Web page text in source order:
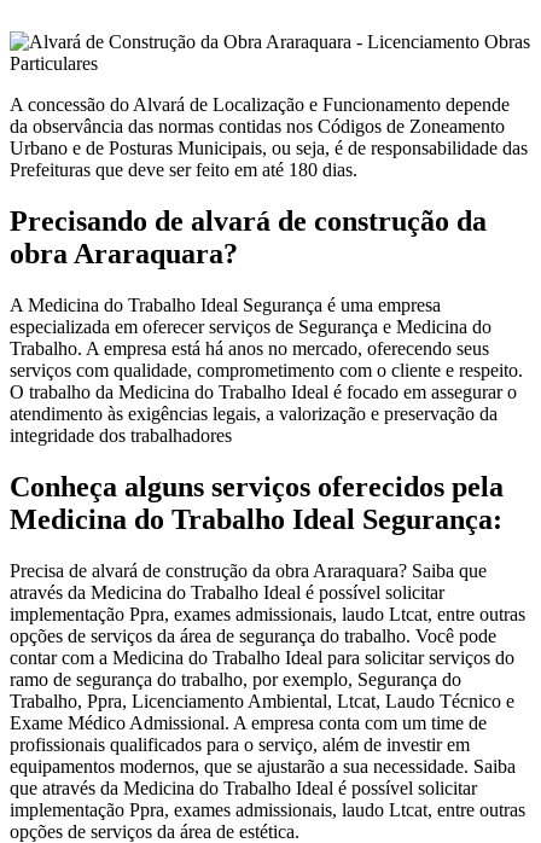
A concessão do Alvará de Localização e Funcionamento depende
da observância das normas contidas nos Códigos de Zoneamento
Urbano e de Posturas Municipais, ou seja, é de responsabilidade das
Prefeituras que deve ser feito em até 180 dias.
Precisando de alvará de construção da
obra Araraquara?
A Medicina do Trabalho Ideal Segurança é uma empresa
especializada em oferecer serviços de Segurança e Medicina do
Trabalho. A empresa está há anos no mercado, oferecendo seus
serviços com qualidade, comprometimento com o cliente e respeito.
O trabalho da Medicina do Trabalho Ideal é focado em assegurar o
atendimento às exigências legais, a valorização e preservação da
integridade dos trabalhadores
Conheça alguns serviços oferecidos pela
Medicina do Trabalho Ideal Segurança:
Precisa de alvará de construção da obra Araraquara? Saiba que
através da Medicina do Trabalho Ideal é possível solicitar
implementação Ppra, exames admissionais, laudo Ltcat, entre outras
opções de serviços da área de segurança do trabalho. Você pode
contar com a Medicina do Trabalho Ideal para solicitar serviços do
ramo de segurança do trabalho, por exemplo, Segurança do
Trabalho, Ppra, Licenciamento Ambiental, Ltcat, Laudo Técnico e
Exame Médico Admissional. A empresa conta com um time de
profissionais qualificados para o serviço, além de investir em
equipamentos modernos, que se ajustarão a sua necessidade. Saiba
que através da Medicina do Trabalho Ideal é possível solicitar
implementação Ppra, exames admissionais, laudo Ltcat, entre outras
opções de serviços da área de estética.